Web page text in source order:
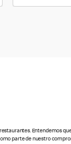
Entendemos
parte de nuestro